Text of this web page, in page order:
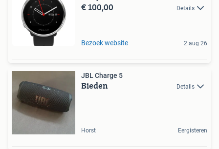
€ 100,00 Details
Bezoek website 2 aug 26
JBL Charge 5
Bieden Details
Horst Eergisteren